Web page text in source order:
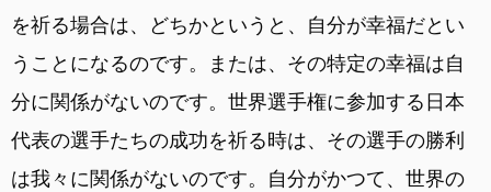
を祈る場合は、どちかというと、自分が幸福だとい
うことになるのです。または、その特定の幸福は自
分に関係がないのです。世界選手権に参加する日本
代表の選手たちの成功を祈る時は、その選手の勝利
は我々に関係がないのです。自分がかつて、世界の